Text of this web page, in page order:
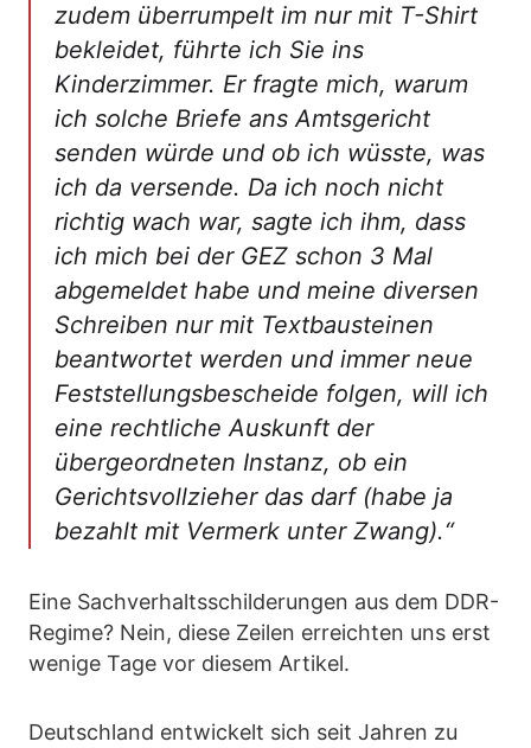
zudem überrumpelt im nur mit T-Shirt
bekleidet, führte ich Sie ins
Kinderzimmer. Er fragte mich, warum
ich solche Briefe ans Amtsgericht
senden würde und ob ich wüsste, was
ich da versende. Da ich noch nicht
richtig wach war, sagte ich ihm, dass
ich mich bei der GEZ schon 3 Mal
abgemeldet habe und meine diversen
Schreiben nur mit Textbausteinen
beantwortet werden und immer neue
Feststellungsbescheide folgen, will ich
eine rechtliche Auskunft der
übergeordneten Instanz, ob ein
Gerichtsvollzieher das darf (habe ja
bezahlt mit Vermerk unter Zwang).“
Eine Sachverhaltsschilderungen aus dem DDR-
Regime? Nein, diese Zeilen erreichten uns erst
wenige Tage vor diesem Artikel.
Deutschland entwickelt sich seit Jahren zu